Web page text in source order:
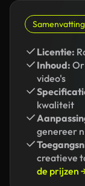
Licentie:
Inhoud:
video's
kwaliteit
genereer
creatieve
de prijzen